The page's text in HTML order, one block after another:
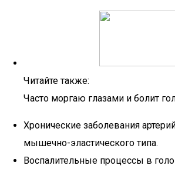
Читайте также:
Часто моргаю глазами и болит
Хронические заболевания
мышечно-эластического типа.
Воспалительные процессы в